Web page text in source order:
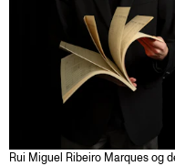
Rui Miguel Ribeiro Marques og